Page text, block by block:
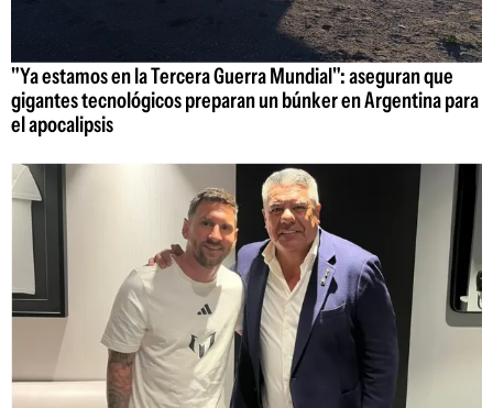
"Ya estamos en la Tercera Guerra Mundial": aseguran que
gigantes tecnológicos preparan un búnker en Argentina para
el apocalipsis